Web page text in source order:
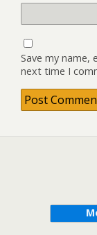
Save my name,
next time I